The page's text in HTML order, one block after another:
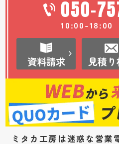
050-
10:00-18:00
資料請求 見積
ミタカ工房は迷惑な営業